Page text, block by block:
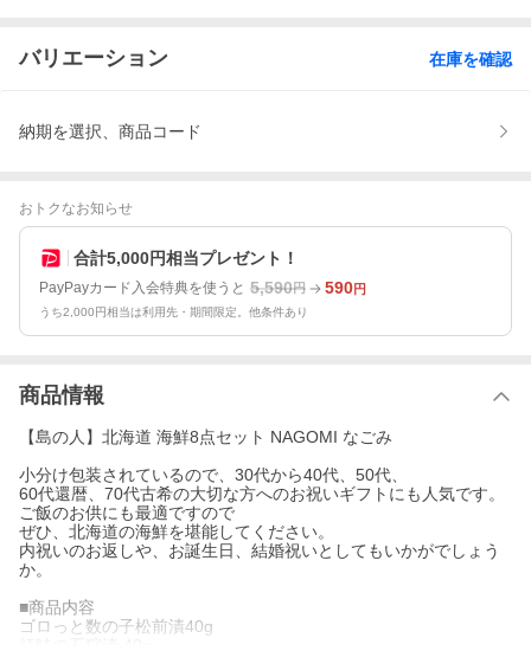
バリエーション 在庫を確認
納期を選択、商品コード
おトクなお知らせ
合計5,000円相当プレゼント！
PayPayカード入会特典を使うと 5,590円 590円
うち2,000円相当は利用先・期間限定。他条件あり
商品情報
【島の人】北海道 海鮮8点セット NAGOMI なごみ
小分け包装されているので、30代から40代、50代、
60代還暦、70代古希の大切な方へのお祝いギフトにも人気です。
ご飯のお供にも最適ですので
ぜひ、北海道の海鮮を堪能してください。
内祝いのお返しや、お誕生日、結婚祝いとしてもいかがでしょう
か。
■商品内容
ゴロっと数の子松前漬40g